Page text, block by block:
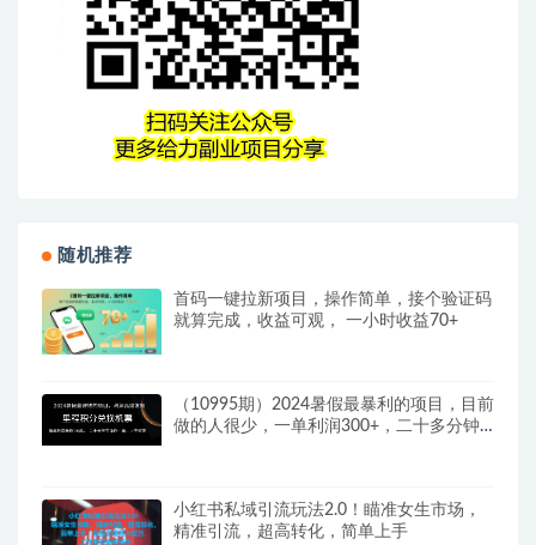
随机推荐
首码一键拉新项目，操作简单，接个验证码
就算完成，收益可观， 一小时收益70+
（10995期）2024暑假最暴利的项目，目前
做的人很少，一单利润300+，二十多分钟
小红书私域引流玩法2.0！瞄准女生市场，
精准引流，超高转化，简单上手